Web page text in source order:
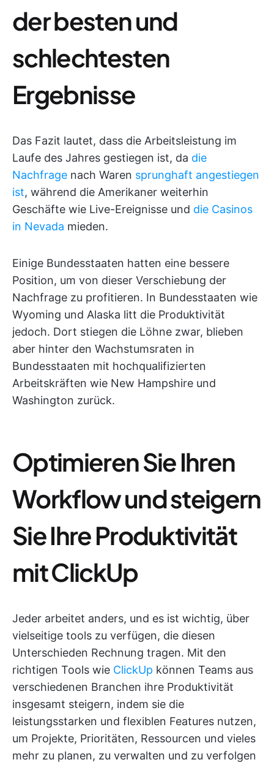
der besten und
schlechtesten
Ergebnisse
Das Fazit lautet, dass die Arbeitsleistung im
Laufe des Jahres gestiegen ist, da die
Nachfrage nach Waren sprunghaft angestiegen
ist, während die Amerikaner weiterhin
Geschäfte wie Live-Ereignisse und die Casinos
in Nevada mieden.
Einige Bundesstaaten hatten eine bessere
Position, um von dieser Verschiebung der
Nachfrage zu profitieren. In Bundesstaaten wie
Wyoming und Alaska litt die Produktivität
jedoch. Dort stiegen die Löhne zwar, blieben
aber hinter den Wachstumsraten in
Bundesstaaten mit hochqualifizierten
Arbeitskräften wie New Hampshire und
Washington zurück.
Optimieren Sie Ihren
Workflow und steigern
Sie Ihre Produktivität
mit ClickUp
Jeder arbeitet anders, und es ist wichtig, über
vielseitige tools zu verfügen, die diesen
Unterschieden Rechnung tragen. Mit den
richtigen Tools wie ClickUp können Teams aus
verschiedenen Branchen ihre Produktivität
insgesamt steigern, indem sie die
leistungsstarken und flexiblen Features nutzen,
um Projekte, Prioritäten, Ressourcen und vieles
mehr zu planen, zu verwalten und zu verfolgen